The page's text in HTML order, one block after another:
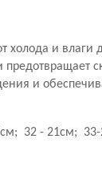
холода и влаги
и
32 - 21см;